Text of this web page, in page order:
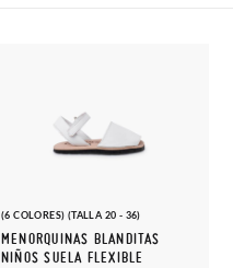
(6 COLORES) (TALLA 20 - 36)
MENORQUINAS BLANDITAS
NIÑOS SUELA FLEXIBLE